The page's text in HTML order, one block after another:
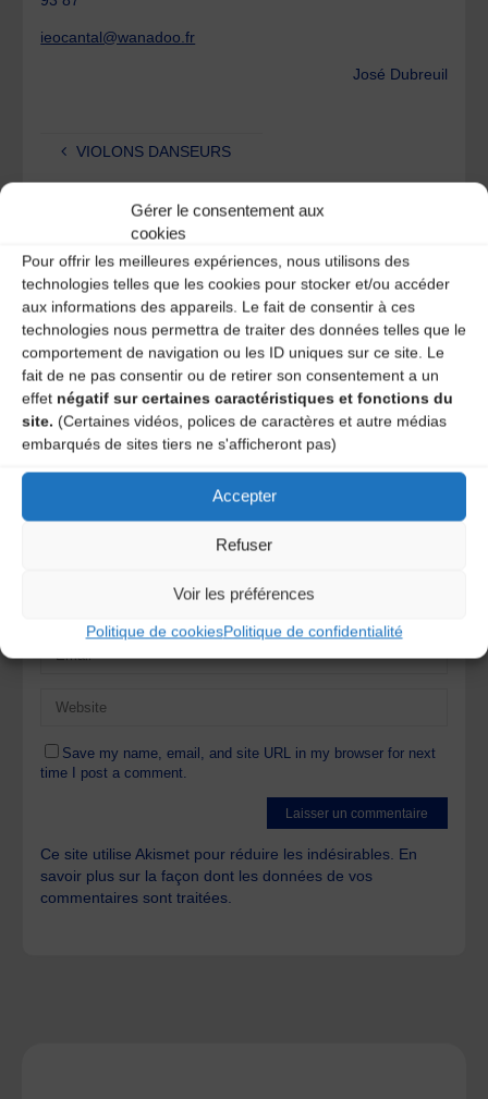
Gérer le consentement aux
cookies
Pour offrir les meilleures expériences, nous utilisons des
technologies telles que les cookies pour stocker et/ou accéder
aux informations des appareils. Le fait de consentir à ces
technologies nous permettra de traiter des données telles que le
comportement de navigation ou les ID uniques sur ce site. Le
fait de ne pas consentir ou de retirer son consentement a un
effet négatif sur certaines caractéristiques et fonctions du
site. (Certaines vidéos, polices de caractères et autre médias
embarqués de sites tiers ne s'afficheront pas)
Accepter
Refuser
Voir les préférences
Politique de cookiesPolitique de confidentialité
ieocantal@wanadoo.fr
José Dubreuil
VIOLONS DANSEURS
Eric Desgrugillers
Laisser un
commentaire
Votre adresse e-mail ne sera pas publiée.
Les champs
obligatoires sont indiqués avec*
Save my name, email, and site URL in my browser for next
time I post a comment.
Ce site utilise Akismet pour réduire les indésirables. En
savoir plus sur la façon dont les données de vos
commentaires sont traitées